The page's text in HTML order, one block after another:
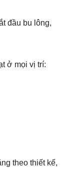
đầu bu lông,
ở mọi vị trí:
theo thiết kế,